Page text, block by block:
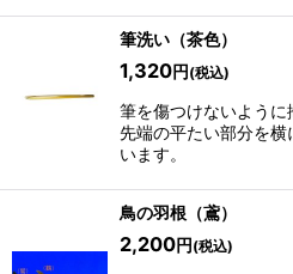
筆洗い（茶色）
1,320円 (税込)
筆を傷つけないように
先端の平たい部分を
います。
鳥の羽根（鳶）
2,200円 (税込)